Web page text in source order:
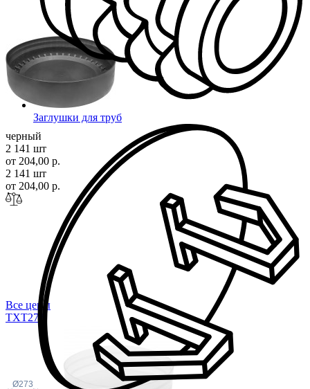
Заглушки для труб
черный
2 141 шт
от 204,00 р.
2 141 шт
от 204,00 р.
Все цены
TXT273
Ø273